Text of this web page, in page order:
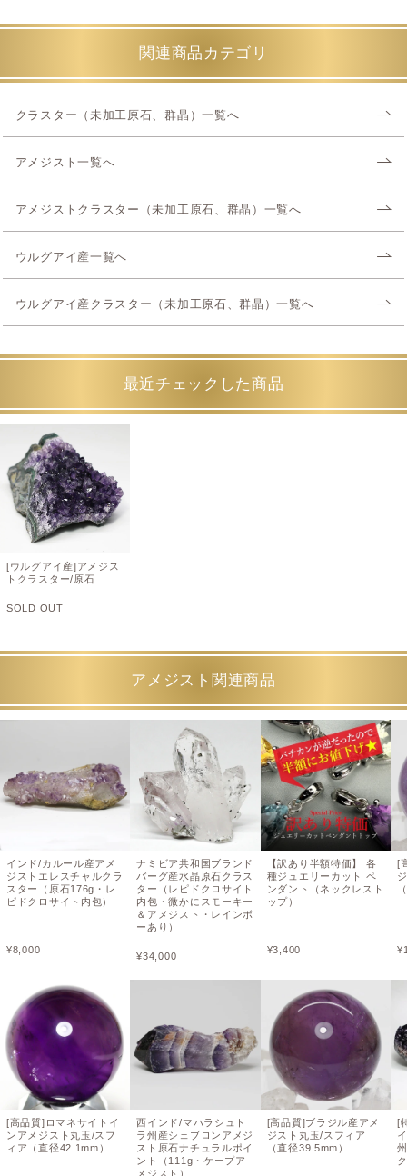
関連商品カテゴリ
クラスター（未加工原石、群晶）一覧へ
アメジスト一覧へ
アメジストクラスター（未加工原石、群晶）一覧へ
ウルグアイ産一覧へ
ウルグアイ産クラスター（未加工原石、群晶）一覧へ
最近チェックした商品
[ウルグアイ産]アメジス
トクラスター/原石
SOLD OUT
アメジスト関連商品
インド/カルール産アメ
ジストエレスチャルクラ
スター（原石176g・レ
ピドクロサイト内包）
¥8,000
[高品質]ロマネサイトイ
ンアメジスト丸玉/スフ
ィア（直径42.1mm）
ナミビア共和国ブランド
バーグ産水晶原石クラス
ター（レピドクロサイト
内包・微かにスモーキー
＆アメジスト・レインボ
ーあり）
¥34,000
西インド/マハラシュト
ラ州産シェブロンアメジ
スト原石ナチュラルポイ
ント（111g・ケープア
メジスト）
【訳あり半額特価】 各
種ジュエリーカット ペ
ンダント（ネックレスト
ップ）
¥3,400
[高品質]ブラジル産アメ
ジスト丸玉/スフィア
（直径39.5mm）
[
¥
[